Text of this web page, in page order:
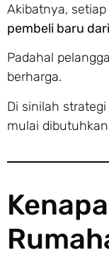
Akibatnya,
pembeli baru
Padahal
berharga.
Di sinilah
mulai